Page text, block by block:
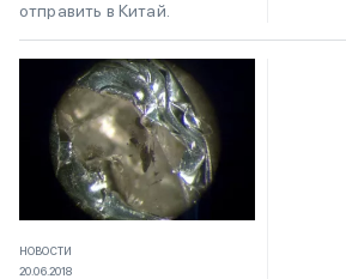
отправить в Китай.
НОВОСТИ
20.06.2018